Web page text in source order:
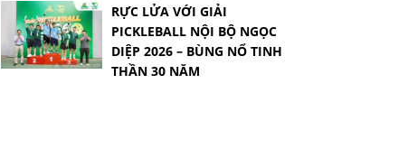
RỰC LỬA VỚI GIẢI
PICKLEBALL NỘI BỘ NGỌC
DIỆP 2026 – BÙNG NỔ TINH
THẦN 30 NĂM